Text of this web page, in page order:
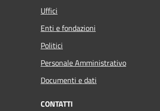
Uffici
Enti e fondazioni
Politici
Personale Amministrativo
Documenti e dati
CONTATTI